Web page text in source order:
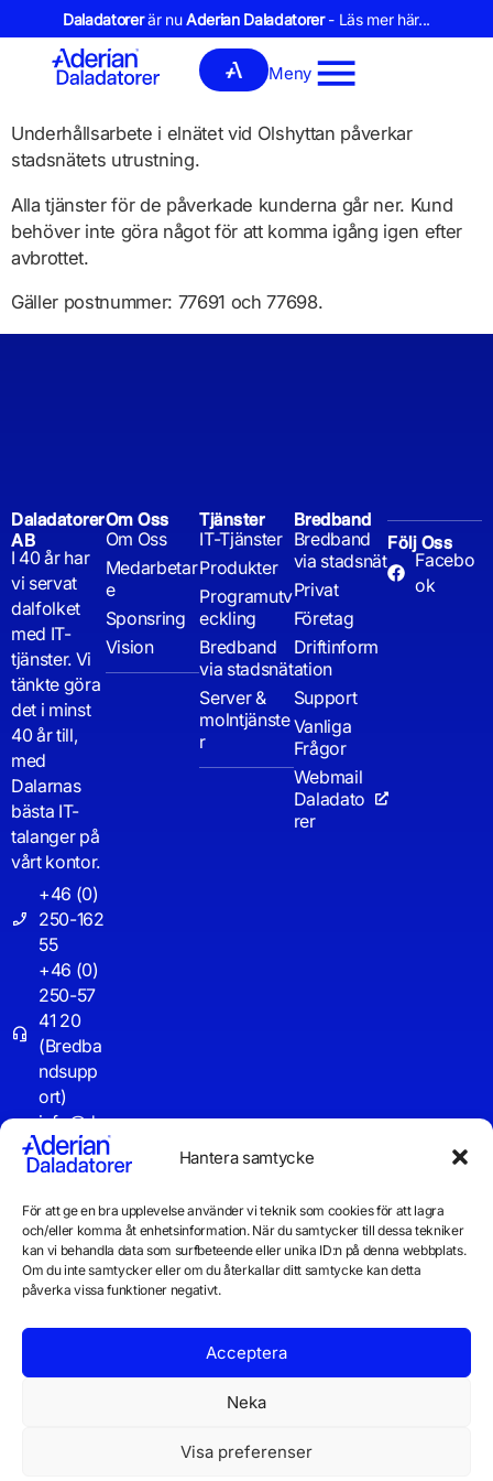
Hantera samtycke
För att ge en bra upplevelse använder vi teknik som cookies för att lagra
och/eller komma åt enhetsinformation. När du samtycker till dessa tekniker
kan vi behandla data som surfbeteende eller unika ID:n på denna webbplats.
Om du inte samtycker eller om du återkallar ditt samtycke kan detta
påverka vissa funktioner negativt.
Acceptera
Neka
Visa preferenser
Daladatorerär nuAderian Daladatorer- Läs mer här...
Meny
Underhållsarbete i elnätet vid Olshyttan påverkar
stadsnätets utrustning.
Alla tjänster för de påverkade kunderna går ner. Kund
behöver inte göra något för att komma igång igen efter
avbrottet.
Gäller postnummer: 77691 och 77698.
Daladatorer
AB
I 40 år har
vi servat
dalfolket
med IT-
tjänster. Vi
tänkte göra
det i minst
40 år till,
med
Dalarnas
bästa IT-
talanger på
vårt kontor.
+46 (0)
250-162
55
+46 (0)
250-57
41 20
(Bredba
ndsupp
ort)
info@d
aladator
er.se
Driftinf
o
Om Oss
Om Oss
Medarbetar
e
Sponsring
Vision
Tjänster
IT-Tjänster
Produkter
Programutv
eckling
Bredband
via stadsnät
Server &
molntjänste
r
Bredband
Bredband
via stadsnät
Privat
Företag
Driftinform
ation
Support
Vanliga
Frågor
Webmail
Daladato
rer
Följ Oss
Facebo
ok
© 2026 Daladatorer AB
Cookiepolicy